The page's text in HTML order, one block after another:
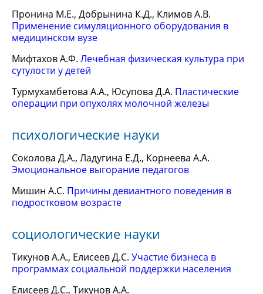
Пронина М.Е., Добрынина К.Д., Климов А.В.
Применение симуляционного оборудования в
медицинском вузе
Мифтахов А.Ф. Лечебная физическая культура при
сутулости у детей
Турмухамбетова А.А., Юсупова Д.А. Пластические
операции при опухолях молочной железы
психологические науки
Соколова Д.А., Ладугина Е.Д., Корнеева А.А.
Эмоциональное выгорание педагогов
Мишин А.С. Причины девиантного поведения в
подростковом возрасте
социологические науки
Тикунов А.А., Елисеев Д.С. Участие бизнеса в
программах социальной поддержки населения
Елисеев Д.С., Тикунов А.А.